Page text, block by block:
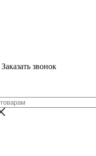
Заказать звонок